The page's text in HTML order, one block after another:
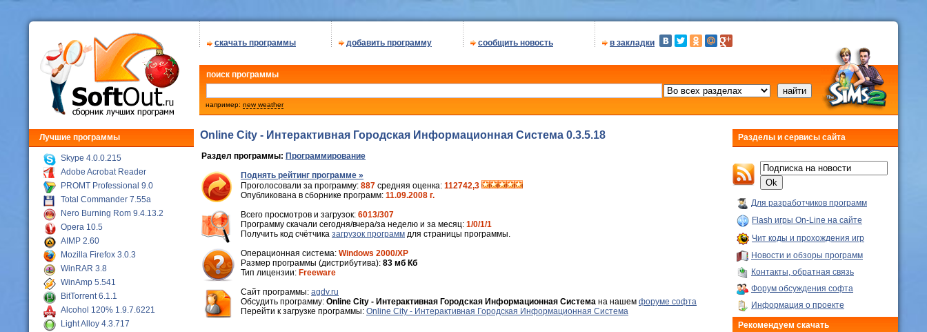
скачать программы добавить программу сообщить новость в закладки
поиск программы
например: new weather
Лучшие программы
Skype 4.0.0.215
Adobe Acrobat Reader
PROMT Professional 9.0
Total Commander 7.55a
Nero Burning Rom 9.4.13.2
Opera 10.5
AIMP 2.60
Mozilla Firefox 3.0.3
WinRAR 3.8
WinAmp 5.541
BitTorrent 6.1.1
Alcohol 120% 1.9.7.6221
Light Alloy 4.3.717
Online City - Интерактивная Городская Информационная Система 0.3.5.18
Раздел программы: Программирование
Поднять рейтинг программе »
Проголосовали за программу: 887 средняя оценка: 112742,3
Опубликована в сборнике программ: 11.09.2008 г.
Всего просмотров и загрузок: 6013/307
Программу скачали сегодня/вчера/за неделю и за месяц: 1/0/1/1
Получить код счётчика загрузок программ для страницы программы.
Операционная система: Windows 2000/XP
Размер программы (дистрибутива): 83 мб Кб
Тип лицензии: Freeware
Cайт программы: agdv.ru
Обсудить программу: Online City - Интерактивная Городская Информационная Система на нашем форуме софта
Перейти к загрузке программы: Online City - Интерактивная Городская Информационная Система
Разделы и сервисы сайта
Для разработчиков программ
Flash игры On-Line на сайте
Чит коды и прохождения игр
Новости и обзоры программ
Контакты, обратная связь
Форум обсуждения софта
Информация о проекте
Рекомендуем скачать